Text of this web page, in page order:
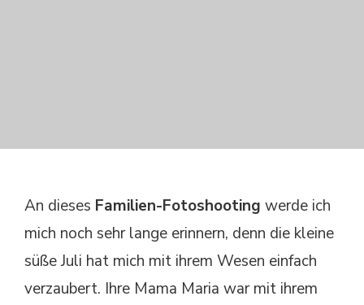
An dieses Familien-Fotoshooting werde ich
mich noch sehr lange erinnern, denn die kleine
süße Juli hat mich mit ihrem Wesen einfach
verzaubert. Ihre Mama Maria war mit ihrem